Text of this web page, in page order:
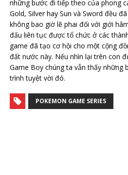
những bước đi tiếp theo của phong
Gold, Silver hay Sun và Sword đều
không bao giờ lẽ phai đối với giới
đấu liên tục được tổ chức ở các
game đã tạo cơ hội cho một cộng
đất nước này. Nếu nhìn lại trên con
Game Boy chúng ta vẫn thấy những
trình tuyệt vời đó.
POKEMON GAME SERIES